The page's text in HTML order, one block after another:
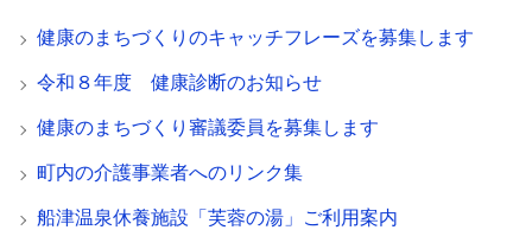
健康のまちづくりのキャッチフレーズを募集します
令和８年度 健康診断のお知らせ
健康のまちづくり審議委員を募集します
町内の介護事業者へのリンク集
船津温泉休養施設「芙蓉の湯」ご利用案内